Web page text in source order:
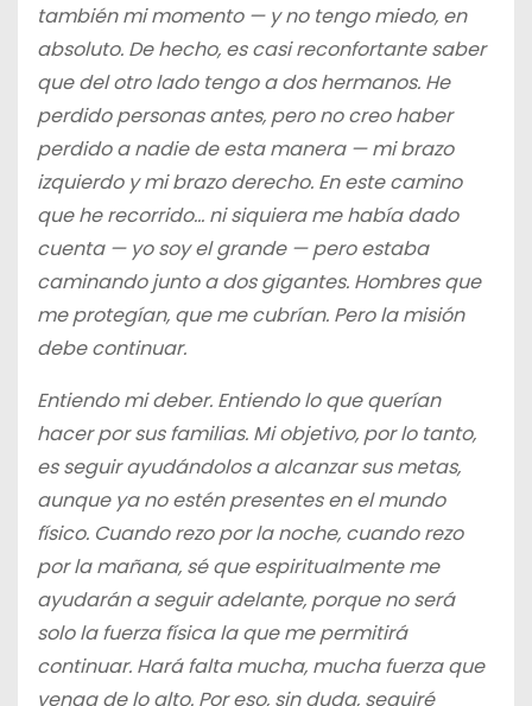
también mi momento — y no tengo miedo, en
absoluto. De hecho, es casi reconfortante saber
que del otro lado tengo a dos hermanos. He
perdido personas antes, pero no creo haber
perdido a nadie de esta manera — mi brazo
izquierdo y mi brazo derecho. En este camino
que he recorrido… ni siquiera me había dado
cuenta — yo soy el grande — pero estaba
caminando junto a dos gigantes. Hombres que
me protegían, que me cubrían. Pero la misión
debe continuar.
Entiendo mi deber. Entiendo lo que querían
hacer por sus familias. Mi objetivo, por lo tanto,
es seguir ayudándolos a alcanzar sus metas,
aunque ya no estén presentes en el mundo
físico. Cuando rezo por la noche, cuando rezo
por la mañana, sé que espiritualmente me
ayudarán a seguir adelante, porque no será
solo la fuerza física la que me permitirá
continuar. Hará falta mucha, mucha fuerza que
venga de lo alto. Por eso, sin duda, seguiré